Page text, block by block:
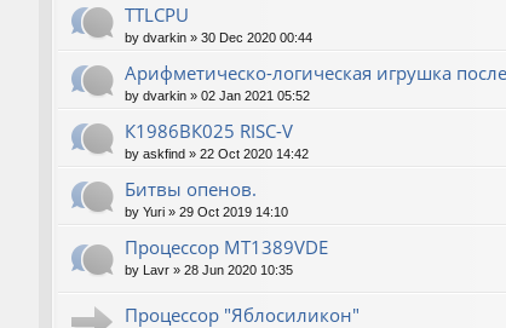
TTLCPU
by dvarkin » 30 Dec 2020 00:44
Арифметическо-логическая игрушка
by dvarkin » 02 Jan 2021 05:52
К1986ВК025 RISC-V
by askfind » 22 Oct 2020 14:42
Битвы опенов.
by Yuri » 29 Oct 2019 14:10
Процессор MT1389VDE
by Lavr » 28 Jun 2020 10:35
Процессор "Яблосиликон"